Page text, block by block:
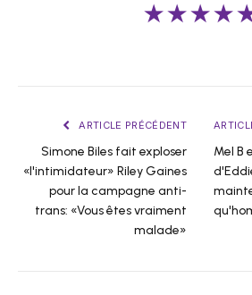
ARTICLE PRÉCÉDENT
Simone Biles fait exploser
«l'intimidateur» Riley Gaines
pour la campagne anti-
trans: «Vous êtes vraiment
malade»
Mel B